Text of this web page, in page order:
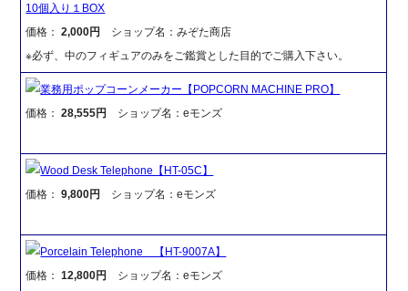
10個入り１BOX
価格：2,000円
ショップ名：みぞた商店
※必ず、中のフィギュアのみをご鑑賞とした目的でご購入下さい。
業務用ポップコーンメーカー【POPCORN MACHINE PRO】
価格：28,555円 ショップ名：eモンズ
Wood Desk Telephone【HT-05C】
価格：9,800円 ショップ名：eモンズ
Porcelain Telephone 【HT-9007A】
価格：12,800円 ショップ名：eモンズ